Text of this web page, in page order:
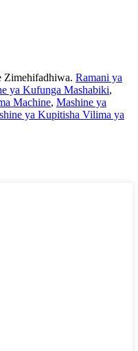
Ramani ya
ya Kufunga Mashabiki,
Machine, Mashine ya
ya Kupitisha Vilima ya